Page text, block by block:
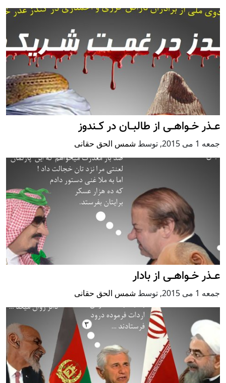
عــذر خــواهــی از طالبــان در کــندوز
جمعه 1 می 2015 , توسط شمس الحق حقانی
عــذر خــواهــی از بادار
جمعه 1 می 2015 , توسط شمس الحق حقانی